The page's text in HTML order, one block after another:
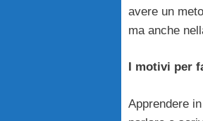
avere un
ma anche
I motivi per
Apprendere